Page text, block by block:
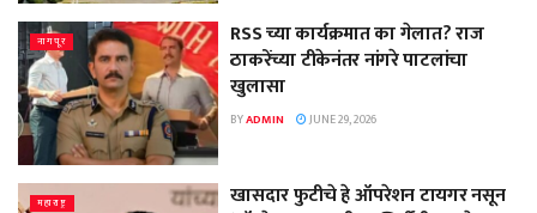
नागपूर
RSS च्या कार्यक्रमात का गेलात? राज
ठाकरेंच्या टीकेनंतर नांगरे पाटलांचा
खुलासा
BYADMIN JUNE 29, 2026
महाराष्ट्र
खासदार फुटीचे हे ऑपरेशन टायगर नसून